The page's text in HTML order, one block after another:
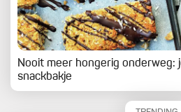
Nooit meer hongerig onderweg:
snackbakje